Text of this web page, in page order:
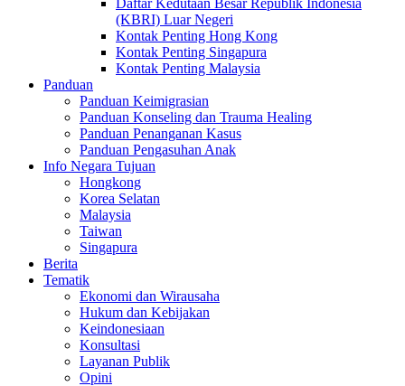
Daftar Kedutaan Besar Republik Indonesia
(KBRI) Luar Negeri
Kontak Penting Hong Kong
Kontak Penting Singapura
Kontak Penting Malaysia
Panduan
Panduan Keimigrasian
Panduan Konseling dan Trauma Healing
Panduan Penanganan Kasus
Panduan Pengasuhan Anak
Info Negara Tujuan
Hongkong
Korea Selatan
Malaysia
Taiwan
Singapura
Berita
Tematik
Ekonomi dan Wirausaha
Hukum dan Kebijakan
Keindonesiaan
Konsultasi
Layanan Publik
Opini